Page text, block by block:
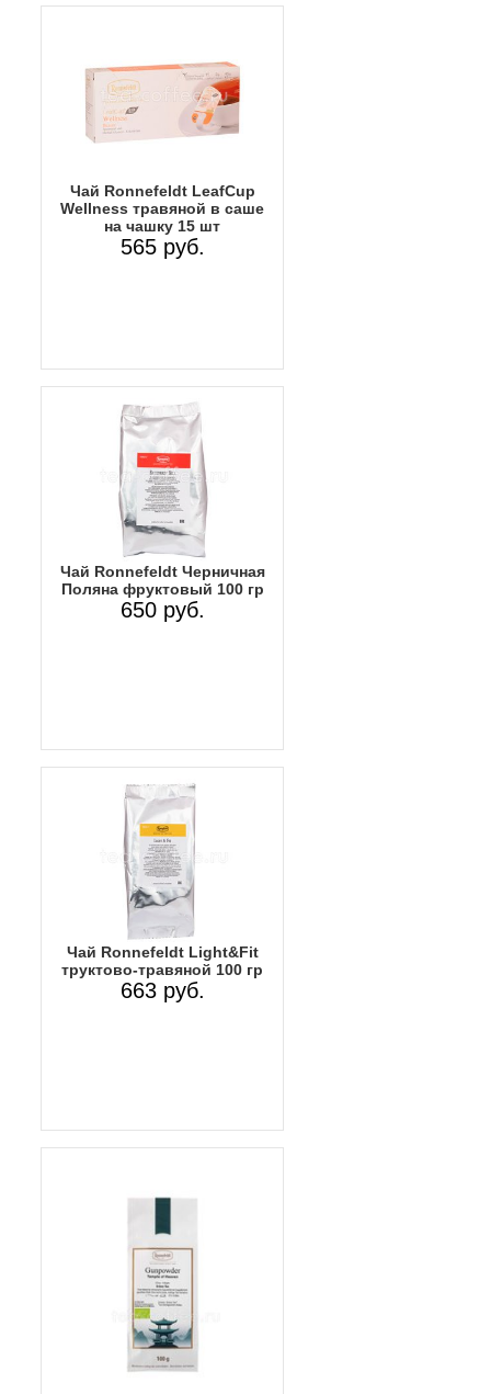
Чай Ronnefeldt LeafCup
Wellness травяной в саше
на чашку 15 шт
565 руб.
Чай Ronnefeldt Черничная
Поляна фруктовый 100 гр
650 руб.
Чай Ronnefeldt Light&Fit
труктово-травяной 100 гр
663 руб.